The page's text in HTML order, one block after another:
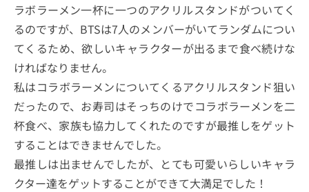
ラボラーメン一杯に一つのアクリルスタンドがついてく
るのですが、BTSは7人のメンバーがいてランダムについ
てくるため、欲しいキャラクターが出るまで食べ続けな
ければなりません。
私はコラボラーメンについてくるアクリルスタンド狙い
だったので、お寿司はそっちのけでコラボラーメンを二
杯食べ、家族も協力してくれたのですが最推しをゲット
することはできませんでした。
最推しは出ませんでしたが、とても可愛いらしいキャラ
クター達をゲットすることができて大満足でした！